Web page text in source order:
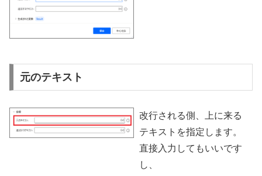
元のテキスト
改行される側、上に来る
テキストを指定します。
直接入力してもいいです
し、